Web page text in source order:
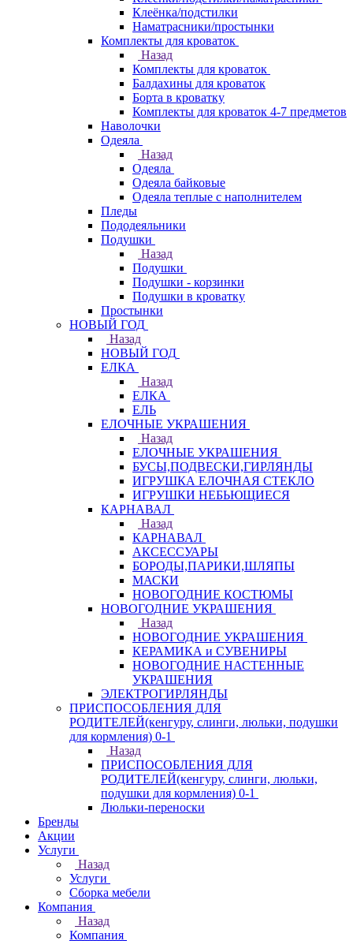
Клеёнка/подстилки
Наматрасники/простынки
Комплекты для кроваток
Назад
Комплекты для кроваток
Балдахины для кроваток
Борта в кроватку
Комплекты для кроваток 4-7 предметов
Наволочки
Одеяла
Назад
Одеяла
Одеяла байковые
Одеяла теплые с наполнителем
Пледы
Пододеяльники
Подушки
Назад
Подушки
Подушки - корзинки
Подушки в кроватку
Простынки
НОВЫЙ ГОД
Назад
НОВЫЙ ГОД
ЕЛКА
Назад
ЕЛКА
ЕЛЬ
ЕЛОЧНЫЕ УКРАШЕНИЯ
Назад
ЕЛОЧНЫЕ УКРАШЕНИЯ
БУСЫ,ПОДВЕСКИ,ГИРЛЯНДЫ
ИГРУШКА ЕЛОЧНАЯ СТЕКЛО
ИГРУШКИ НЕБЬЮЩИЕСЯ
КАРНАВАЛ
Назад
КАРНАВАЛ
АКСЕССУАРЫ
БОРОДЫ,ПАРИКИ,ШЛЯПЫ
МАСКИ
НОВОГОДНИЕ КОСТЮМЫ
НОВОГОДНИЕ УКРАШЕНИЯ
Назад
НОВОГОДНИЕ УКРАШЕНИЯ
КЕРАМИКА и СУВЕНИРЫ
НОВОГОДНИЕ НАСТЕННЫЕ
УКРАШЕНИЯ
ЭЛЕКТРОГИРЛЯНДЫ
ПРИСПОСОБЛЕНИЯ ДЛЯ
РОДИТЕЛЕЙ(кенгуру, слинги, люльки, подушки
для кормления) 0-1
Назад
ПРИСПОСОБЛЕНИЯ ДЛЯ
РОДИТЕЛЕЙ(кенгуру, слинги, люльки,
подушки для кормления) 0-1
Люльки-переноски
Бренды
Акции
Услуги
Назад
Услуги
Сборка мебели
Компания
Назад
Компания